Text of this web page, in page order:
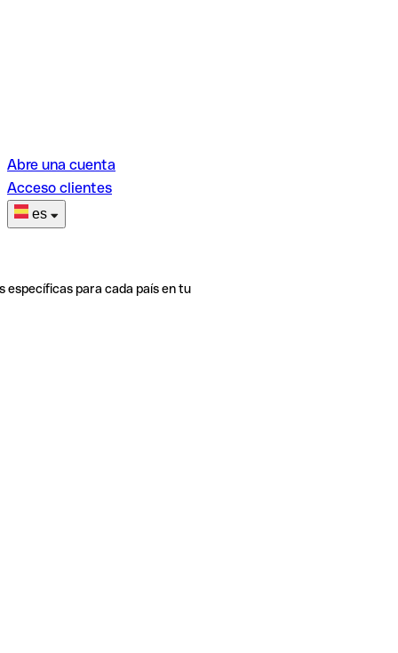
Abre una cuenta
Acceso clientes
es
específicas para cada país en tu